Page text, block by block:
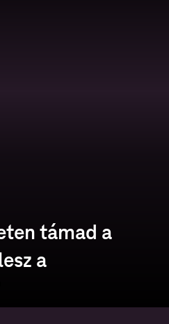
támad a
a